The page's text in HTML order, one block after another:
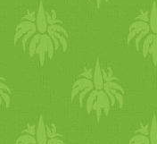
hagyma
,